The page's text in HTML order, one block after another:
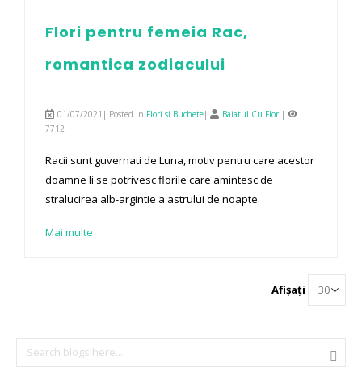
Flori pentru femeia Rac,
romantica zodiacului
01/07/2021| Posted in Flori si Buchete| Baiatul Cu Flori |
7712
Racii sunt guvernati de Luna, motiv pentru care acestor
doamne li se potrivesc florile care amintesc de
stralucirea alb-argintie a astrului de noapte.
Mai multe
Afișați